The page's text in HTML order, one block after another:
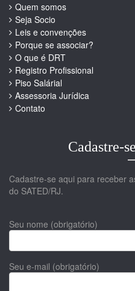
Quem somos
Seja Socio
Leis e convenções
Porque se associar?
O que é DRT
Registro Profissional
Piso Salárial
Assessoria Jurídica
Contato
Cadastre-
Cadastre-se aqui para receber
do SATED/RJ.
Seu nome (obrigatório)
Seu e-mail (obrigatório)